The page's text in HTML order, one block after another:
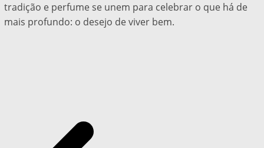
tradição e perfume se unem para celebrar o que há de
mais profundo: o desejo de viver bem.